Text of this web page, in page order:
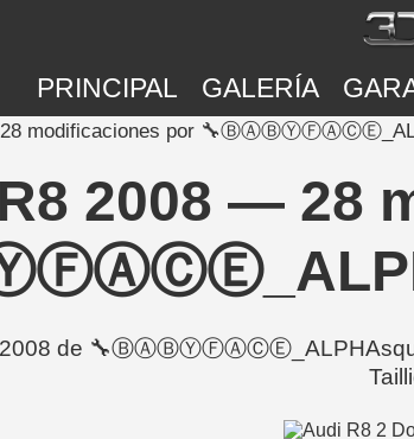
PRINCIPAL GALERÍA
28 modificaciones por
2008 — 28
2008 de